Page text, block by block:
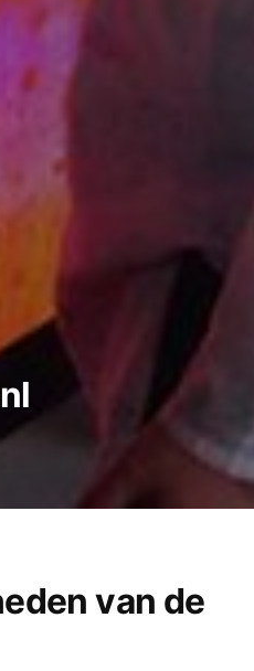
van de